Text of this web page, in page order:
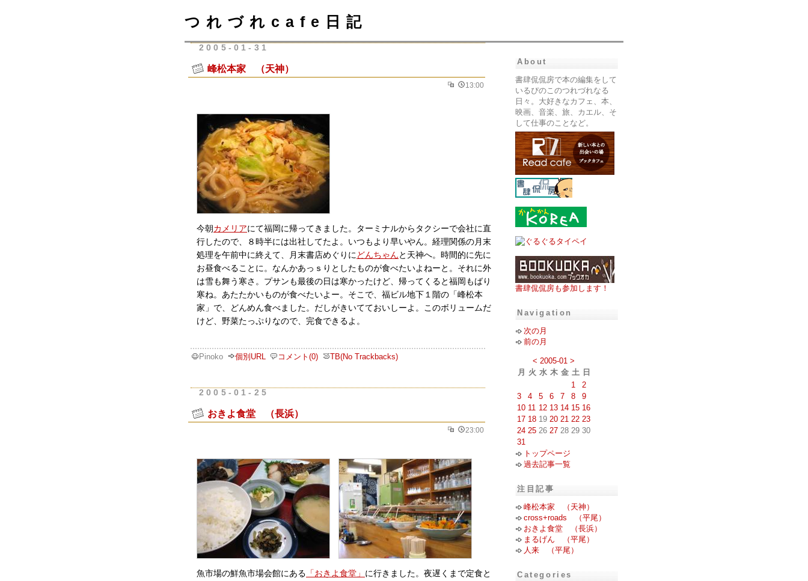
つれづれcafe日記
2005-01-31
峰松本家 （天神）
13:00
今朝カメリアにて福岡に帰ってきました。ターミナルからタクシーで会社に直
行したので、８時半には出社してたよ。いつもより早いやん。経理関係の月末
処理を午前中に終えて、月末書店めぐりに どんちゃん と天神へ。時間的に先に
お昼食べることに。なんかあっｓりとしたものが食べたいよねーと。それに外
は雪も舞う寒さ。プサンも最後の日は寒かったけど、帰ってくると福岡もばり
寒ね。あたたかいものが食べたいよー。そこで、福ビル地下１階の「峰松本
家」で、どんめん食べました。だしがきいてておいしーよ。このボリュームだ
けど、野菜たっぷりなので、完食できるよ。
Pinoko 個別URL コメント(0) TB(No Trackbacks)
2005-01-25
おきよ食堂 （長浜）
23:00
魚市場の鮮魚市場会館にある 「おきよ食堂」 に行きました。夜遅くまで定食と
About
書肆侃侃房で本の編集をして
いるぴのこのつれづれなる
日々。大好きなカフェ、本、
映画、音楽、旅、カエル、そ
して仕事のことなど。
書肆侃侃房も参加します！
Navigation
次の月
前の月
< 2005-01 >
月
火 水 木 金 土 日
1
2
3
4 5 6 7 8
9
10 11 12 13 14 15 16
17 18 19 20 21 22 23
24 25 26 27 28 29 30
31
トップページ
過去記事一覧
注目記事
峰松本家 （天神）
cross+roads （平尾）
おきよ食堂 （長浜）
まるげん （平尾）
人来 （平尾）
Categories